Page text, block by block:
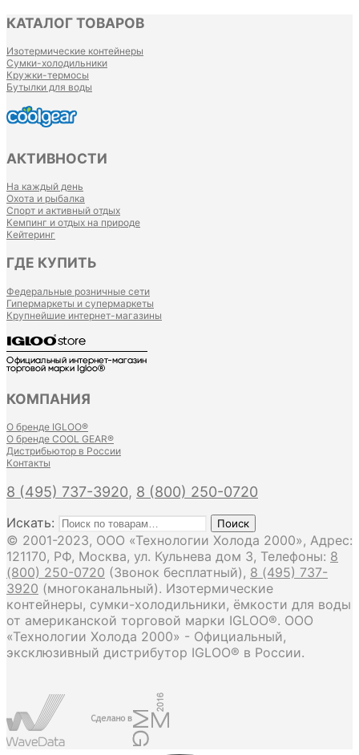
КАТАЛОГ ТОВАРОВ
Изотермические контейнеры
Сумки-холодильники
Кружки-термосы
Бутылки для воды
АКТИВНОСТИ
На каждый день
Охота и рыбалка
Спорт и активный отдых
Кемпинг и отдых на природе
Кейтеринг
ГДЕ КУПИТЬ
Федеральные розничные сети
Гипермаркеты и супермаркеты
Крупнейшие интернет-магазины
КОМПАНИЯ
О бренде IGLOO®
О бренде COOL GEAR®
Дистрибьютор в России
Контакты
8 (495) 737-3920, 8 (800) 250-0720
Искать: Поиск
© 2001-2023, ООО «Технологии Холода 2000», Адрес:
121170, РФ, Москва, ул. Кульнева дом 3, Телефоны: 8
(800) 250-0720 (Звонок бесплатный), 8 (495) 737-
3920 (многоканальный). Изотермические
контейнеры, сумки-холодильники, ёмкости для воды
от американской торговой марки IGLOO®. ООО
«Технологии Холода 2000» - Официальный,
эксклюзивный дистрибутор IGLOO® в России.